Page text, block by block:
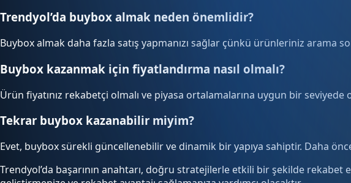
Trendyol’da buybox almak neden önemlidir?
Buybox almak daha fazla satış yapmanızı sağlar çünkü ürünleriniz
Buybox kazanmak için fiyatlandırma nasıl olmalı?
Ürün fiyatınız rekabetçi olmalı ve piyasa ortalamalarına uygun bir
Tekrar buybox kazanabilir miyim?
Evet, buybox sürekli güncellenebilir ve dinamik bir yapıya sahiptir. Daha
Trendyol’da başarının anahtarı, doğru stratejilerle etkili bir şekilde